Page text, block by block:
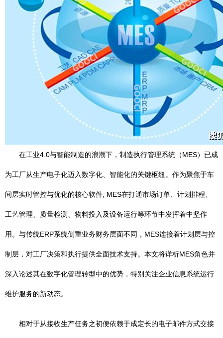
在工业4.0与智能制造的浪潮下，制造执行管理系统（MES）已成
为工厂从生产电子化迈入数字化、智能化的关键枢纽。作为聚焦于车
间层实时管控与优化的核心软件, MES在打通市场订单、计划排程、
工艺管理、质量检测、物料投入及设备运行等环节中发挥着中坚作
用。与传统ERP系统侧重业务财务层面不同，MES连接着计划层与控
制层，对工厂决策和执行提供全面技术支持。本文将详析MES角色并
深入论述其在数字化管理转型中的优势，特别关注企业信息系统运行
维护服务的新动态。
相对于从接收生产任务之初便依赖于成定长的电子邮件方式交接